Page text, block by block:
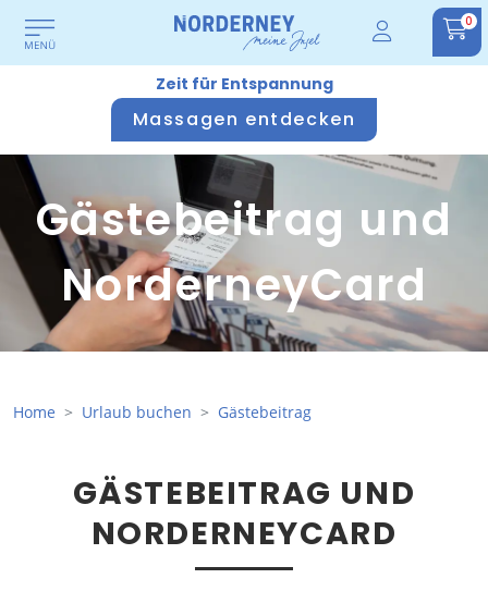
0
Zeit für Entspannung
Massagen entdecken
Gästebeitrag und
NorderneyCard
Home Urlaub buchen Gästebeitrag
GÄSTEBEITRAG UND
NORDERNEYCARD